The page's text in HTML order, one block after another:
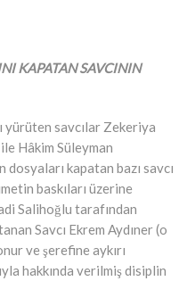
KAPATAN SAVCININ
yürüten savcılar Zekeriya
Hâkim Süleyman
dosyaları kapatan bazı savcı
baskıları üzerine
Salihoğlu tarafından
Savcı Ekrem Aydıner (o
ve şerefine aykırı
hakkında verilmiş disiplin